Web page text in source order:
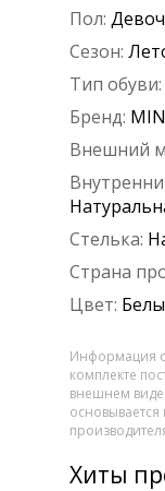
Пол:
Сезон:
Тип обуви:
Бренд:
Внешний
Стелька:
Страна
Цвет:
Информация о
комплекте
внешнем виде
Хиты